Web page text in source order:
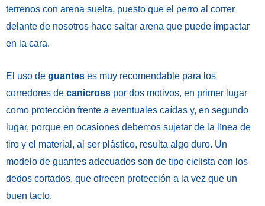
terrenos con arena suelta, puesto que el perro al correr
delante de nosotros hace saltar arena que puede impactar
en la cara.
El uso de guantes es muy recomendable para los
corredores de canicross por dos motivos, en primer lugar
como protección frente a eventuales caídas y, en segundo
lugar, porque en ocasiones debemos sujetar de la línea de
tiro y el material, al ser plástico, resulta algo duro. Un
modelo de guantes adecuados son de tipo ciclista con los
dedos cortados, que ofrecen protección a la vez que un
buen tacto.